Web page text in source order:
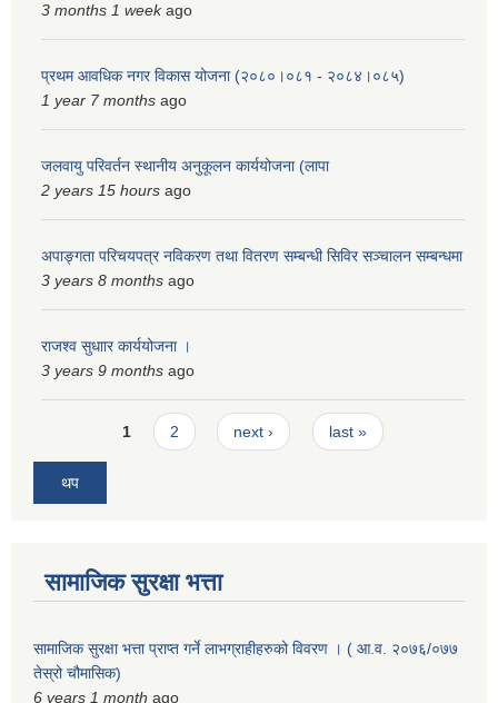
3 months 1 weekago
प्रथम आवधिक नगर विकास योजना (२०८०।०८१ - २०८४।०८५)
1 year 7 months ago
जलवायु परिवर्तन स्थानीय अनुकूलन कार्ययोजना (लापा
2 years 15 hours ago
अपाङ्गता परिचयपत्र नविकरण तथा वितरण सम्बन्धी सिविर सञ्चालन सम्बन्धमा
3 years 8 months ago
राजश्व सुधाार कार्ययोजना ।
3 years 9 months ago
Pages1 2 next › last »
थप
सामाजिक सुरक्षा भत्ता
सामाजिक सुरक्षा भत्ता प्राप्त गर्ने लाभग्राहीहरुको विवरण । ( आ.व. २०७६/०७७
तेस्रो चौमासिक)
6 years 1 month ago